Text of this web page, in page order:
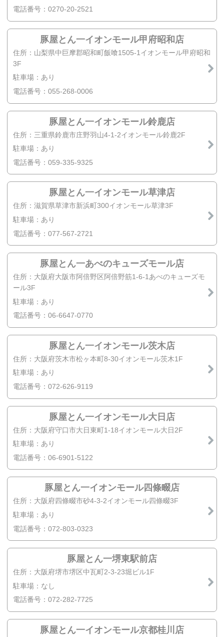
電話番号：0270-20-2521
豚屋とん一イオンモール甲府昭和店
住所：山梨県中巨摩郡昭和町飯喰1505-1イオンモール甲府昭和
3F
駐車場：あり
電話番号：055-268-0006
豚屋とん一イオンモール鈴鹿店
住所：三重県鈴鹿市庄野羽山4-1-2イオンモール鈴鹿2F
駐車場：あり
電話番号：059-335-9325
豚屋とん一イオンモール草津店
住所：滋賀県草津市新浜町300イオンモール草津3F
駐車場：あり
電話番号：077-567-2721
豚屋とん一あべのキューズモール店
住所：大阪府大阪市阿倍野区阿倍野筋1-6-1あべのキューズモ
ール3F
駐車場：あり
電話番号：06-6647-0770
豚屋とん一イオンモール茨木店
住所：大阪府茨木市松ヶ本町8-30イオンモール茨木1F
駐車場：あり
電話番号：072-626-9119
豚屋とん一イオンモール大日店
住所：大阪府守口市大日東町1-18イオンモール大日2F
駐車場：あり
電話番号：06-6901-5122
豚屋とん一イオンモール四條畷店
住所：大阪府四條畷市砂4-3-2イオンモール四條畷3F
駐車場：あり
電話番号：072-803-0323
豚屋とん一堺東駅前店
住所：大阪府堺市堺区中瓦町2-3-23堀ビル1F
駐車場：なし
電話番号：072-282-7725
豚屋とん一イオンモール京都桂川店